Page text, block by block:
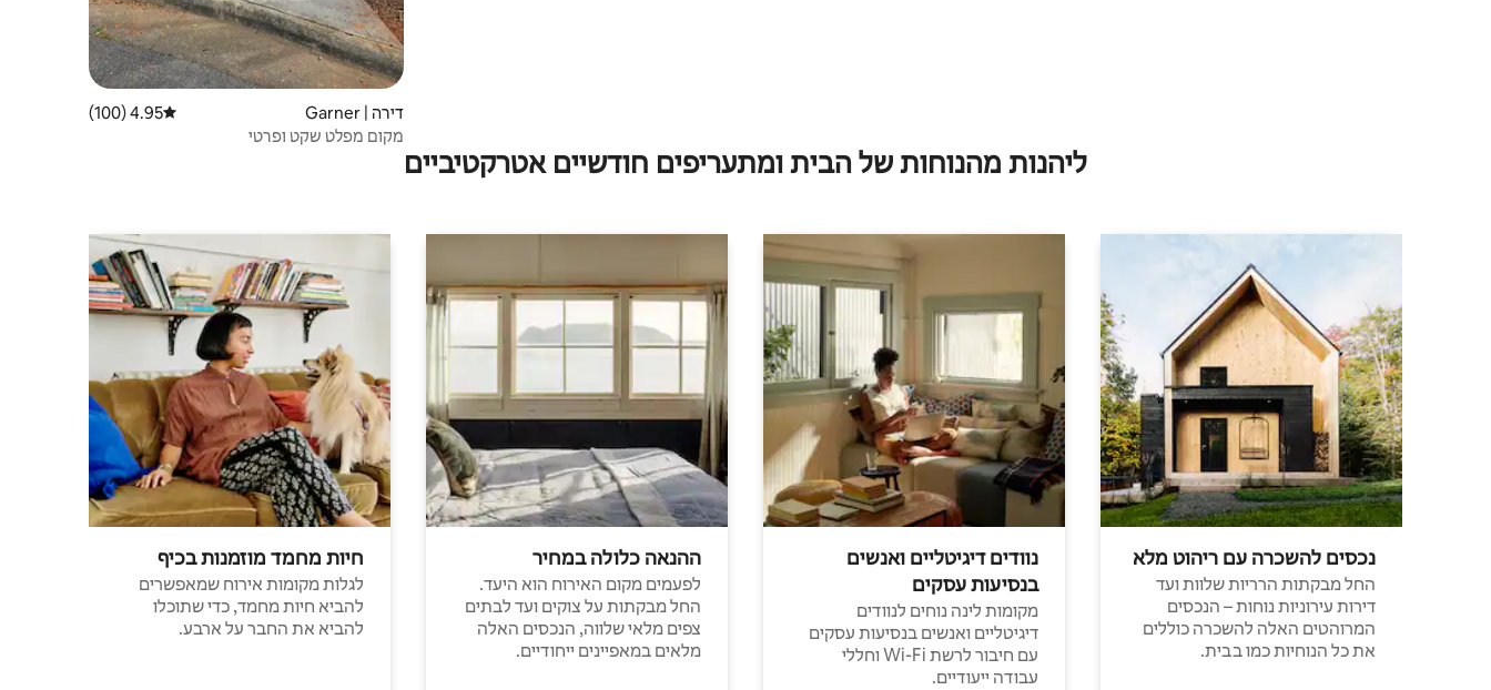
דירה | Garner דירוג ממוצע של 4.95 מתוך 5, 100 ביקורות
4.95 (100)
מקום מפלט שקט ופרטי
ליהנות מהנוחות של הבית ומתעריפים חודשיים אטרקטיביים
נכסים להשכרה עם ריהוט מלא
החל מבקתות הרריות שלוות ועד
דירות עירוניות נוחות – הנכסים
המרוהטים האלה להשכרה כוללים
את כל הנוחיות כמו בבית.
נוודים דיגיטליים ואנשים
בנסיעות עסקים
מקומות לינה נוחים לנוודים
דיגיטליים ואנשים בנסיעות עסקים
עם חיבור לרשת Wi-Fi וחללי
עבודה ייעודיים.
ההנאה כלולה במחיר
לפעמים מקום האירוח הוא היעד.
החל מבקתות על צוקים ועד לבתים
צפים מלאי שלווה, הנכסים האלה
מלאים במאפיינים ייחודיים.
חיות מחמד מוזמנות בכיף
לגלות מקומות אירוח שמאפשרים
להביא חיות מחמד, כדי שתוכלו
להביא את החבר על ארבע.